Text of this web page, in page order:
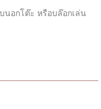
นอกโต๊ะ หรือบล๊อกเล่น